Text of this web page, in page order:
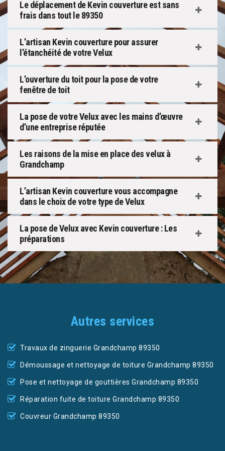
Le déplacement de Kevin couverture est sans
frais dans tout le 89350
L’artisan Kevin couverture pour assurer
l’étanchéité de votre Velux
L’ouverture du toit pour la pose de votre
fenêtre de toit
La pose de votre Velux avec les mains d’œuvre
d’une entreprise réputée
Les raisons de la mise en place des velux à
Grandchamp
L’artisan Kevin couverture vous accompagne
dans le choix de votre type de Velux
La pose de Velux avec Kevin couverture : Les
préparations
Autres services
Travaux de zinguerie Grandchamp 89350
Démoussage et nettoyage de toiture Grandchamp 89350
Pose et nettoyage de gouttières Grandchamp 89350
Réparation fuite de toiture Grandchamp 89350
Couvreur Grandchamp 89350